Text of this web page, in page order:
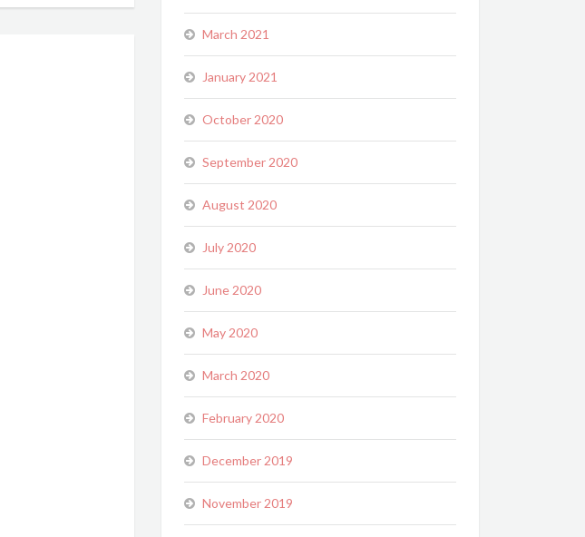
March 2021
January 2021
October 2020
September 2020
August 2020
July 2020
June 2020
May 2020
March 2020
February 2020
December 2019
November 2019